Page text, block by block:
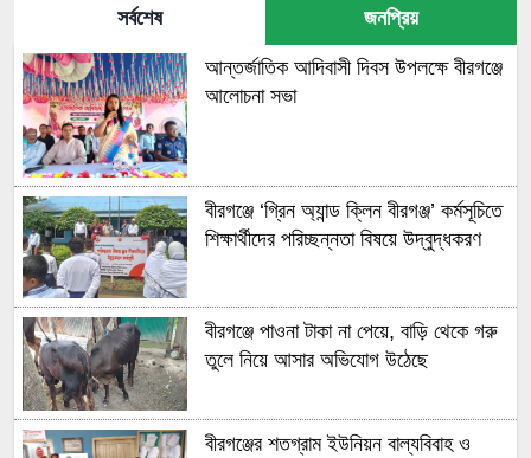
সর্বশেষ জনপ্রিয়
আন্তর্জাতিক আদিবাসী দিবস উপলক্ষে বীরগঞ্জে
আলোচনা সভা
বীরগঞ্জে ‘গ্রিন অ্যান্ড ক্লিন বীরগঞ্জ’ কর্মসূচিতে
শিক্ষার্থীদের পরিচ্ছন্নতা বিষয়ে উদ্বুদ্ধকরণ
বীরগঞ্জে পাওনা টাকা না পেয়ে, বাড়ি থেকে গরু
তুলে নিয়ে আসার অভিযোগ উঠেছে
বীরগঞ্জের শতগ্রাম ইউনিয়ন বাল্যবিবাহ ও